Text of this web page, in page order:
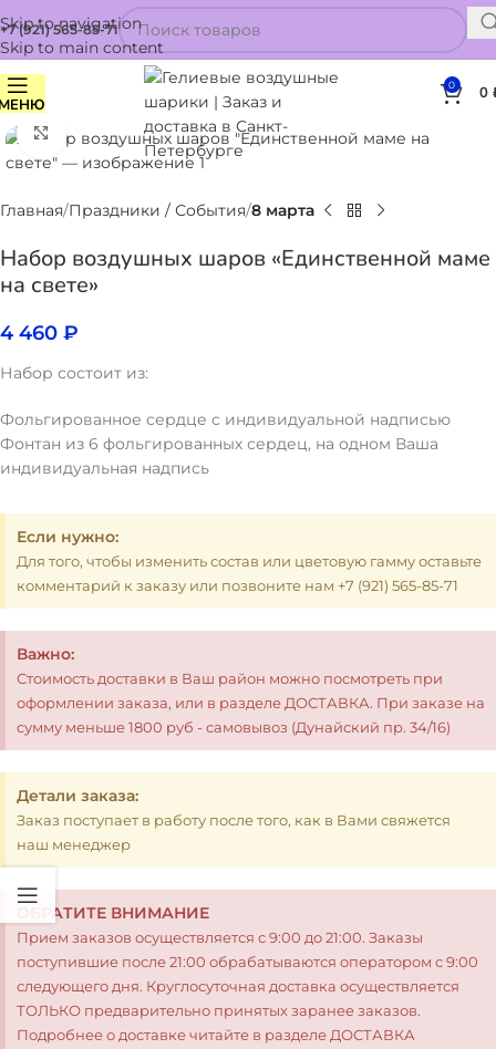
Skip to navigation
Skip to main content
+7 (921) 565-85-71
0 0
Нажмите, чтобы увеличить
Главная Праздники / События 8 марта
Набор воздушных шаров «Единственной маме
на свете»
4 460 ₽
Набор состоит из:
Фольгированное сердце с индивидуальной надписью
Фонтан из 6 фольгированных сердец, на одном Ваша
индивидуальная надпись
Если нужно:
Для того, чтобы изменить состав или цветовую гамму оставьте
комментарий к заказу или позвоните нам +7 (921) 565-85-71
Важно:
Стоимость доставки в Ваш район можно посмотреть при
оформлении заказа, или в разделе ДОСТАВКА. При заказе на
сумму меньше 1800 руб - самовывоз (Дунайский пр. 34/16)
Детали заказа:
Заказ поступает в работу после того, как в Вами свяжется
наш менеджер
ОБРАТИТЕ ВНИМАНИЕ
Прием заказов осуществляется с 9:00 до 21:00. Заказы
поступившие после 21:00 обрабатываются оператором с 9:00
следующего дня. Круглосуточная доставка осуществляется
ТОЛЬКО предварительно принятых заранее заказов.
Подробнее о доставке читайте в разделе ДОСТАВКА